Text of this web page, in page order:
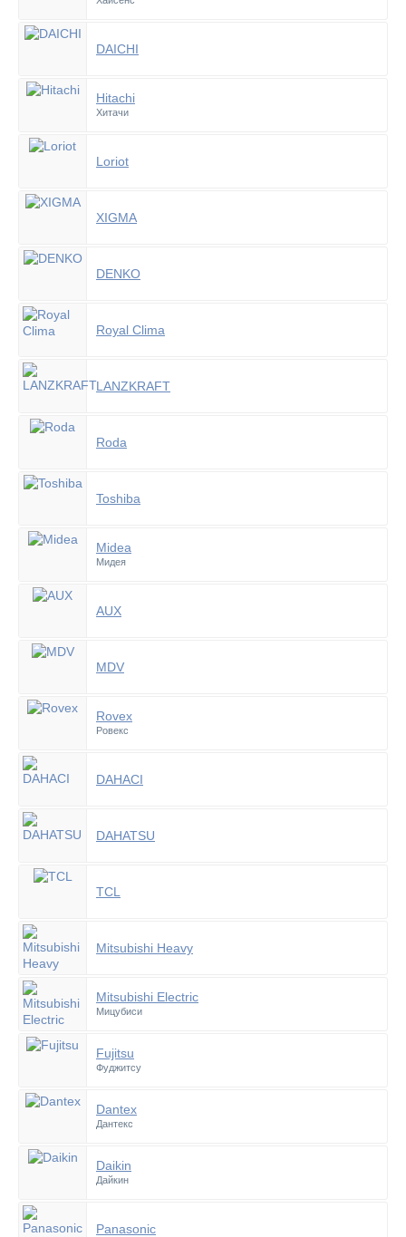
DAICHI
Hitachi
Хитачи
Loriot
XIGMA
DENKO
Royal Clima
LANZKRAFT
Roda
Toshiba
Midea
Мидея
AUX
MDV
Rovex
Ровекс
DAHACI
DAHATSU
TCL
Mitsubishi Heavy
Mitsubishi Electric
Мицубиси
Fujitsu
Фуджитсу
Dantex
Дантекс
Daikin
Дайкин
Panasonic